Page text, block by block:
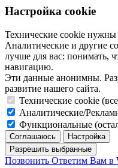
Настройка cookie
Технические cookie нужны
Аналитические и другие
лучше для вас: понимать,
навигацию.
Эти данные анонимны.
развитие нашего сайта.
Технические cookie
Аналитические/
Функциональные
Позвонить Ответим Вам в